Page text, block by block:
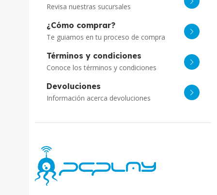
Revisa nuestras sucursales
¿Cómo comprar?
Te guiamos en tu proceso de compra
Términos y condiciones
Conoce los términos y condiciones
Devoluciones
Información acerca devoluciones